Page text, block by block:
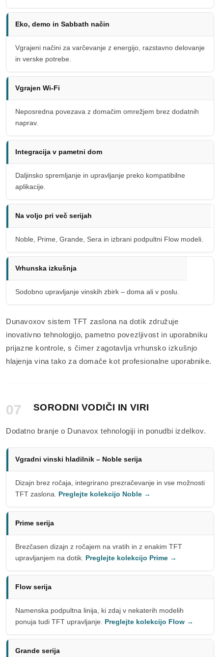
Eko, demo in Sabbath način
Vgrajeni načini za varčevanje z energijo, razstavno delovanje
in verske potrebe.
Vgrajen Wi-Fi
Neposredna povezava z domačim omrežjem brez dodatnih
naprav.
Integracija v pametni dom
Daljinsko spremljanje in upravljanje preko kompatibilne
aplikacije.
Na voljo pri več serijah
Noble, Prime, Grande, Sera in izbrani podpultni Flow modeli.
Vrhunska izkušnja
Sodobno upravljanje vinskih zbirk – doma ali v poslu.
Dunavoxov sistem TFT zaslona na dotik združuje
inovativno tehnologijo, pametno povezljivost in uporabniku
prijazne kontrole, s čimer zagotavlja vrhunsko izkušnjo
hlajenja vina tako za domače kot profesionalne uporabnike.
07 SORODNI VODIČI IN VIRI
Dodatno branje o Dunavox tehnologiji in ponudbi izdelkov.
Vgradni vinski hladilnik – Noble serija
Dizajn brez ročaja, integrirano prezračevanje in vse možnosti
TFT zaslona. Preglejte kolekcijo Noble →
Prime serija
Brezčasen dizajn z ročajem na vratih in z enakim TFT
upravljanjem na dotik. Preglejte kolekcijo Prime →
Flow serija
Namenska podpultna linija, ki zdaj v nekaterih modelih
ponuja tudi TFT upravljanje. Preglejte kolekcijo Flow →
Grande serija